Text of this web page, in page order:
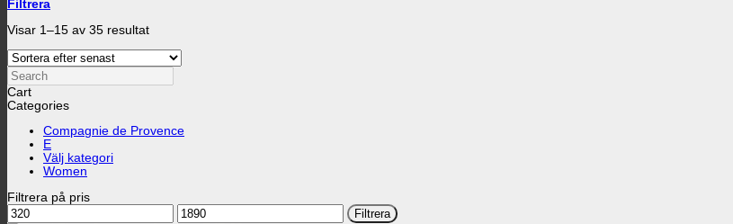
Filtrera
Visar 1–15 av 35 resultatSortera
senaste
Search
Cart
Categories
Compagnie de Provence
E
Välj kategori
Women
Filtrera på pris
Min
Max
Filtrera